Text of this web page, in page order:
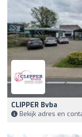
CLIPPER Bvba
Bekijk adres en